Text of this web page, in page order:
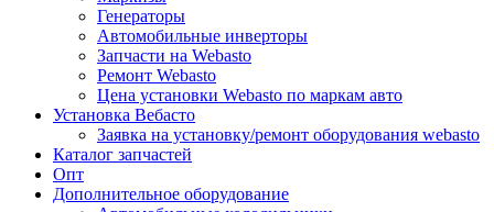
Генераторы
Автомобильные инверторы
Запчасти на Webasto
Ремонт Webasto
Цена установки Webasto по маркам авто
Установка Вебасто
Заявка на установку/ремонт оборудования webasto
Каталог запчастей
Опт
Дополнительное оборудование